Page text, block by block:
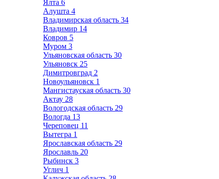
Ялта 6
Алушта 4
Владимирская область 34
Владимир 14
Ковров 5
Муром 3
Ульяновская область 30
Ульяновск 25
Димитровград 2
Новоульяновск 1
Мангистауская область 30
Актау 28
Вологодская область 29
Вологда 13
Череповец 11
Вытегра 1
Ярославская область 29
Ярославль 20
Рыбинск 3
Углич 1